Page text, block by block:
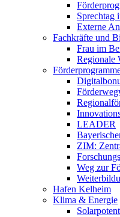
Sprechtag
Externe
Fachkräfte und
Frau im
Regionale
LEADER
ZIM:
Weg zur
Hafen Kelheim
Klima & Energie